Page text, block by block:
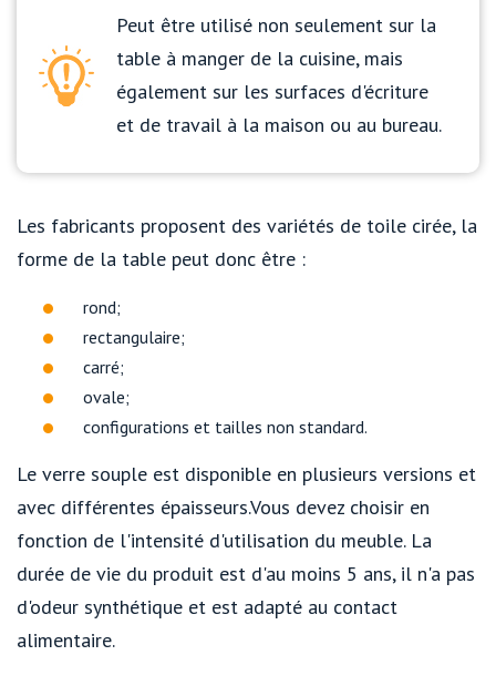
Peut être utilisé non seulement sur la
table à manger de la cuisine, mais
également sur les surfaces d'écriture
et de travail à la maison ou au bureau.
Les fabricants proposent des variétés de toile cirée, la
forme de la table peut donc être :
rond;
rectangulaire;
carré;
ovale;
configurations et tailles non standard.
Le verre souple est disponible en plusieurs versions et
avec différentes épaisseurs.Vous devez choisir en
fonction de l'intensité d'utilisation du meuble. La
durée de vie du produit est d'au moins 5 ans, il n'a pas
d'odeur synthétique et est adapté au contact
alimentaire.